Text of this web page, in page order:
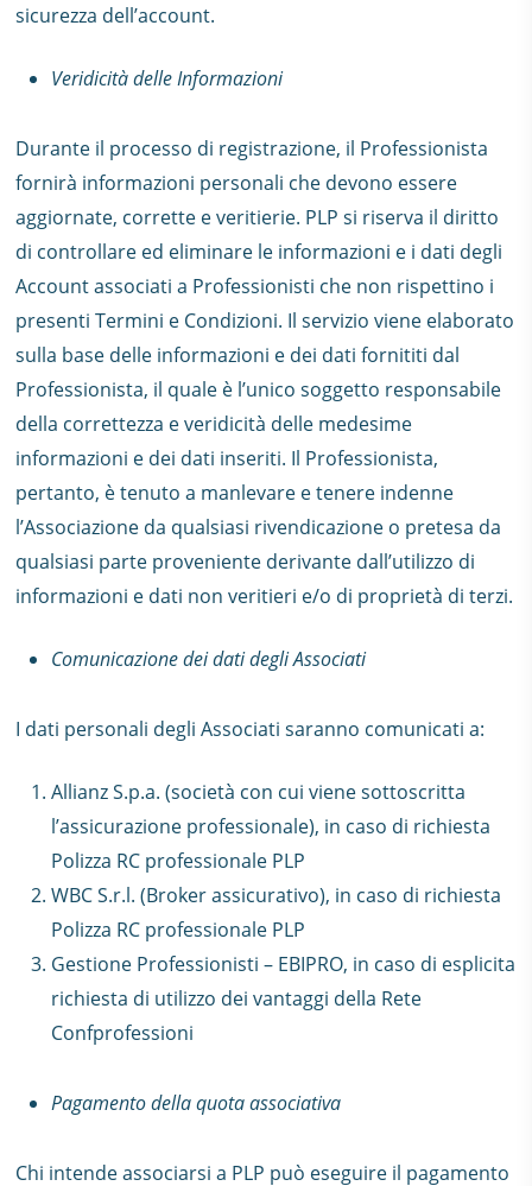
sicurezza dell’account.
Veridicità delle Informazioni
Durante il processo di registrazione, il Professionista
fornirà informazioni personali che devono essere
aggiornate, corrette e veritierie. PLP si riserva il diritto
di controllare ed eliminare le informazioni e i dati degli
Account associati a Professionisti che non rispettino i
presenti Termini e Condizioni. Il servizio viene elaborato
sulla base delle informazioni e dei dati fornititi dal
Professionista, il quale è l’unico soggetto responsabile
della correttezza e veridicità delle medesime
informazioni e dei dati inseriti. Il Professionista,
pertanto, è tenuto a manlevare e tenere indenne
l’Associazione da qualsiasi rivendicazione o pretesa da
qualsiasi parte proveniente derivante dall’utilizzo di
informazioni e dati non veritieri e/o di proprietà di terzi.
Comunicazione dei dati degli Associati
I dati personali degli Associati saranno comunicati a:
Allianz S.p.a. (società con cui viene sottoscritta
l’assicurazione professionale), in caso di richiesta
Polizza RC professionale PLP
WBC S.r.l. (Broker assicurativo), in caso di richiesta
Polizza RC professionale PLP
Gestione Professionisti – EBIPRO, in caso di esplicita
richiesta di utilizzo dei vantaggi della Rete
Confprofessioni
Pagamento della quota associativa
Chi intende associarsi a PLP può eseguire il pagamento